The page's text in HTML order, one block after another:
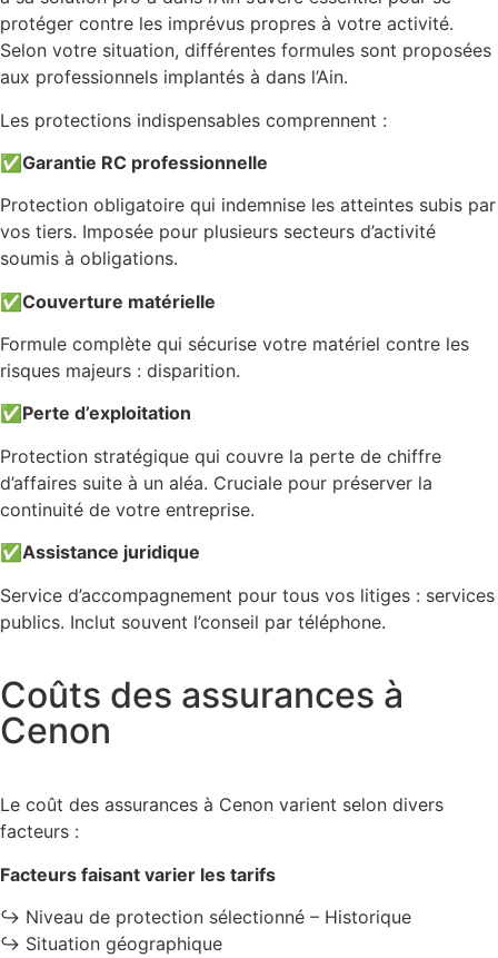
protéger contre les imprévus propres à votre activité.
Selon votre situation, différentes formules sont proposées
aux professionnels implantés à dans l’Ain.
Les protections indispensables comprennent :
✅Garantie RC professionnelle
Protection obligatoire qui indemnise les atteintes subis par
vos tiers. Imposée pour plusieurs secteurs d’activité
soumis à obligations.
✅Couverture matérielle
Formule complète qui sécurise votre matériel contre les
risques majeurs : disparition.
✅ Perte d’exploitation
Protection stratégique qui couvre la perte de chiffre
d’affaires suite à un aléa. Cruciale pour préserver la
continuité de votre entreprise.
✅Assistance juridique
Service d’accompagnement pour tous vos litiges : services
publics. Inclut souvent l’conseil par téléphone.
Coûts des assurances à
Cenon
Le coût des assurances à Cenon varient selon divers
facteurs :
Facteurs faisant varier les tarifs
↪️ Niveau de protection sélectionné – Historique
↪️ Situation géographique